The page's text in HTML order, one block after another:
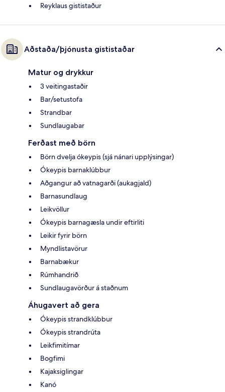
Reyklaus gististaður
Aðstaða/þjónusta gististaðar
Matur og drykkur
3 veitingastaðir
Bar/setustofa
Strandbar
Sundlaugabar
Ferðast með börn
Börn dvelja ókeypis (sjá nánari upplýsingar)
Ókeypis barnaklúbbur
Aðgangur að vatnagarði (aukagjald)
Barnasundlaug
Leikvöllur
Ókeypis barnagæsla undir eftirliti
Leikir fyrir börn
Myndlistavörur
Barnabækur
Rúmhandrið
Sundlaugavörður á staðnum
Áhugavert að gera
Ókeypis strandklúbbur
Ókeypis strandrúta
Leikfimitímar
Bogfimi
Kajaksiglingar
Kanó